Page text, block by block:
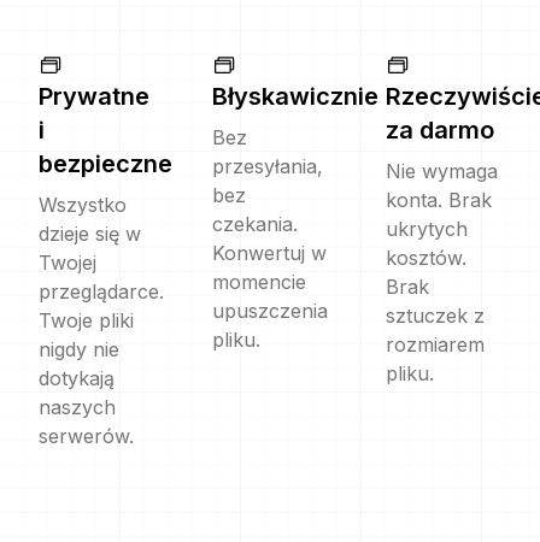
Prywatne
i
bezpieczne
Wszystko
dzieje się w
Twojej
przeglądarce.
Twoje pliki
nigdy nie
dotykają
naszych
serwerów.
Błyskawicznie
Bez
przesyłania,
bez
czekania.
Konwertuj w
momencie
upuszczenia
pliku.
za darmo
Nie wymaga
konta. Brak
ukrytych
kosztów.
Brak
sztuczek z
rozmiarem
pliku.